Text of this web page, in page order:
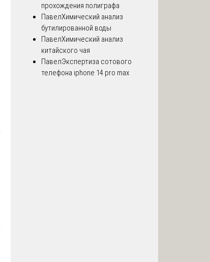
прохождения полиграфа
ПавелХимический анализ
бутилированной воды
ПавелХимический анализ
китайского чая
ПавелЭкспертиза сотового
телефона iphone 14 pro max